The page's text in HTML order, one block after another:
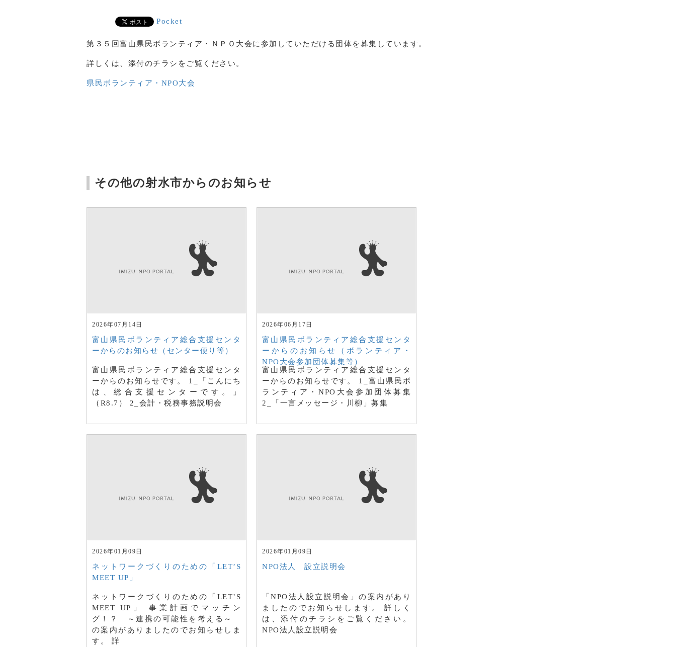
Pocket
第３５回富山県民ボランティア・ＮＰＯ大会に参加していただける団体を募集しています。
詳しくは、添付のチラシをご覧ください。
県民ボランティア・NPO大会
その他の射水市からのお知らせ
2026年07月14日
富山県民ボランティア総合支援センタ
ーからのお知らせ（センター便り等）
富山県民ボランティア総合支援センタ
ーからのお知らせです。 1_「こんにち
は、総合支援センターです。」
（R8.7） 2_会計・税務事務説明会
2026年06月17日
富山県民ボランティア総合支援センタ
ーからのお知らせ（ボランティア・
NPO大会参加団体募集等）
富山県民ボランティア総合支援センタ
ーからのお知らせです。 1_富山県民ボ
ランティア・NPO大会参加団体募集
2_「一言メッセージ・川柳」募集
2026年01月09日
ネットワークづくりのための「LET’S
MEET UP」
ネットワークづくりのための「LET’S
MEET UP」 事業計画でマッチン
グ！？ ～連携の可能性を考える～
の案内がありましたのでお知らせしま
す。 詳
2026年01月09日
NPO法人 設立説明会
「NPO法人設立説明会」の案内があり
ましたのでお知らせします。 詳しく
は、添付のチラシをご覧ください。
NPO法人設立説明会